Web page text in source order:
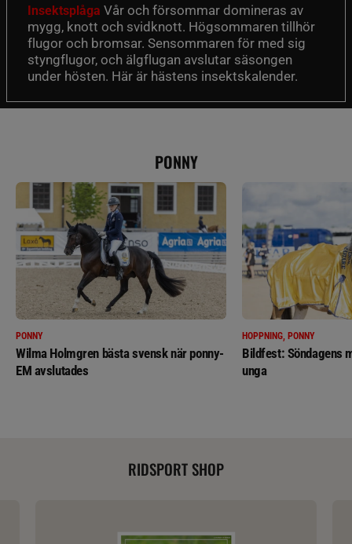
Insektsplåga Vår och försommar domineras av
mygg, knott och svidknott. Högsommaren tillhör
flugor och bromsar. Sensommaren för med sig
styngflugor, och älgflugan avslutar säsongen
under hösten. Här är hästens insektskalender.
PONNY
PONNY
Wilma Holmgren bästa svensk när ponny-
EM avslutades
HOPPNING, PONNY
Bildfest: Söndagens
unga
RIDSPORT SHOP